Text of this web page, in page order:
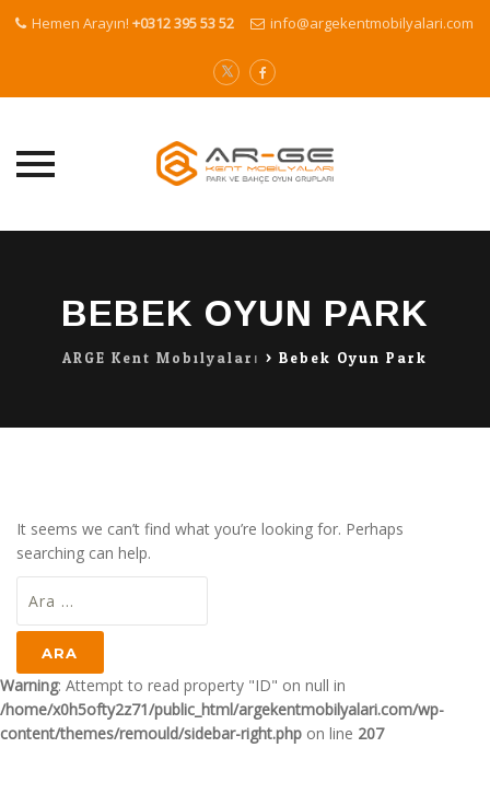
Hemen Arayın! +0312 395 53 52 info@argekentmobilyalari.com
BEBEK OYUN PARK
ARGE Kent Mobilyaları > Bebek Oyun Park
It seems we can’t find what you’re looking for. Perhaps
searching can help.
Warning: Attempt to read property "ID" on null in
/home/x0h5ofty2z71/public_html/argekentmobilyalari.com/wp-
content/themes/remould/sidebar-right.php on line 207